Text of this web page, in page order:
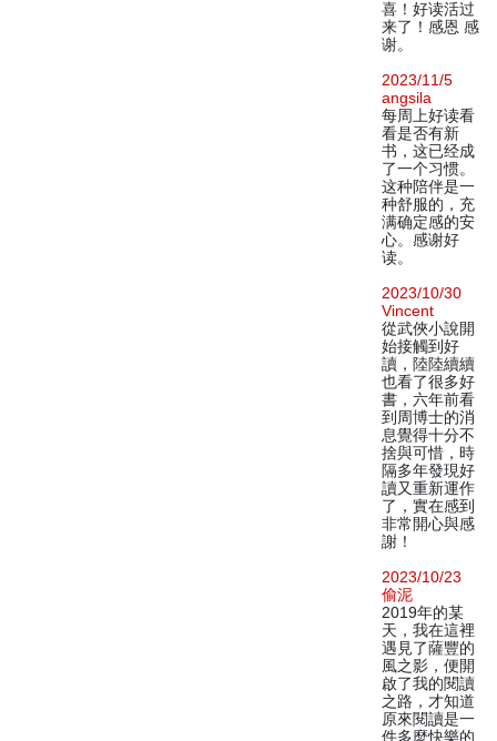
喜！好读活过
来了！感恩 感
谢。
2023/11/5
angsila
每周上好读看
看是否有新
书，这已经成
了一个习惯。
这种陪伴是一
种舒服的，充
满确定感的安
心。感谢好
读。
2023/10/30
Vincent
從武俠小說開
始接觸到好
讀，陸陸續續
也看了很多好
書，六年前看
到周博士的消
息覺得十分不
捨與可惜，時
隔多年發現好
讀又重新運作
了，實在感到
非常開心與感
謝！
2023/10/23
偷泥
2019年的某
天，我在這裡
遇見了薩豐的
風之影，便開
啟了我的閱讀
之路，才知道
原來閱讀是一
件多麼快樂的